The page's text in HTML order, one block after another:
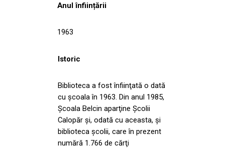
Anul înființării
1963
Istoric
Biblioteca a fost înfiinţată o dată
cu şcoala în 1963. Din anul 1985,
Şcoala Belcin aparţine Şcolii
Calopăr şi, odată cu aceasta, şi
biblioteca şcolii, care în prezent
numără 1.766 de cărţi